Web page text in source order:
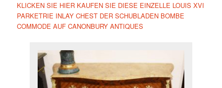
KLICKEN SIE HIER KAUFEN SIE DIESE EINZELLE LOUIS XVI
PARKETRIE INLAY CHEST DER SCHUBLADEN BOMBE
COMMODE AUF CANONBURY ANTIQUES